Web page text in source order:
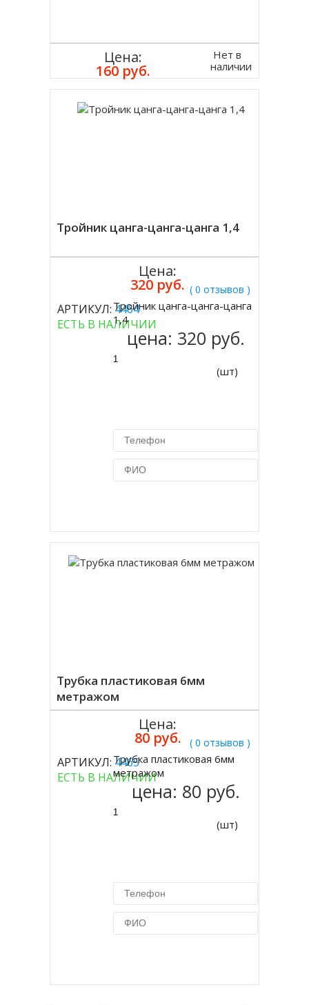
Цена:
160 руб.
Нет в
наличии
Тройник цанга-цанга-цанга 1,4
( 0 отзывов )
АРТИКУЛ: 4464
ЕСТЬ В НАЛИЧИИ
Цена:
320 руб.
Купить
Тройник цанга-цанга-цанга
1,4
цена: 320 руб.
(шт)
Трубка пластиковая 6мм
метражом
( 0 отзывов )
АРТИКУЛ: 4465
ЕСТЬ В НАЛИЧИИ
Цена:
80 руб.
Купить
Трубка пластиковая 6мм
метражом
цена: 80 руб.
(шт)